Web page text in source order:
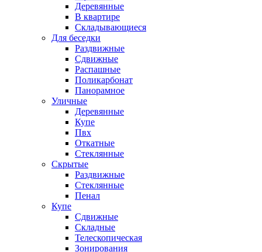
Деревянные
В квартире
Складывающиеся
Для беседки
Раздвижные
Сдвижные
Распашные
Поликарбонат
Панорамное
Уличные
Деревянные
Купе
Пвх
Откатные
Стеклянные
Скрытые
Раздвижные
Стеклянные
Пенал
Купе
Сдвижные
Складные
Телескопическая
Зонирования